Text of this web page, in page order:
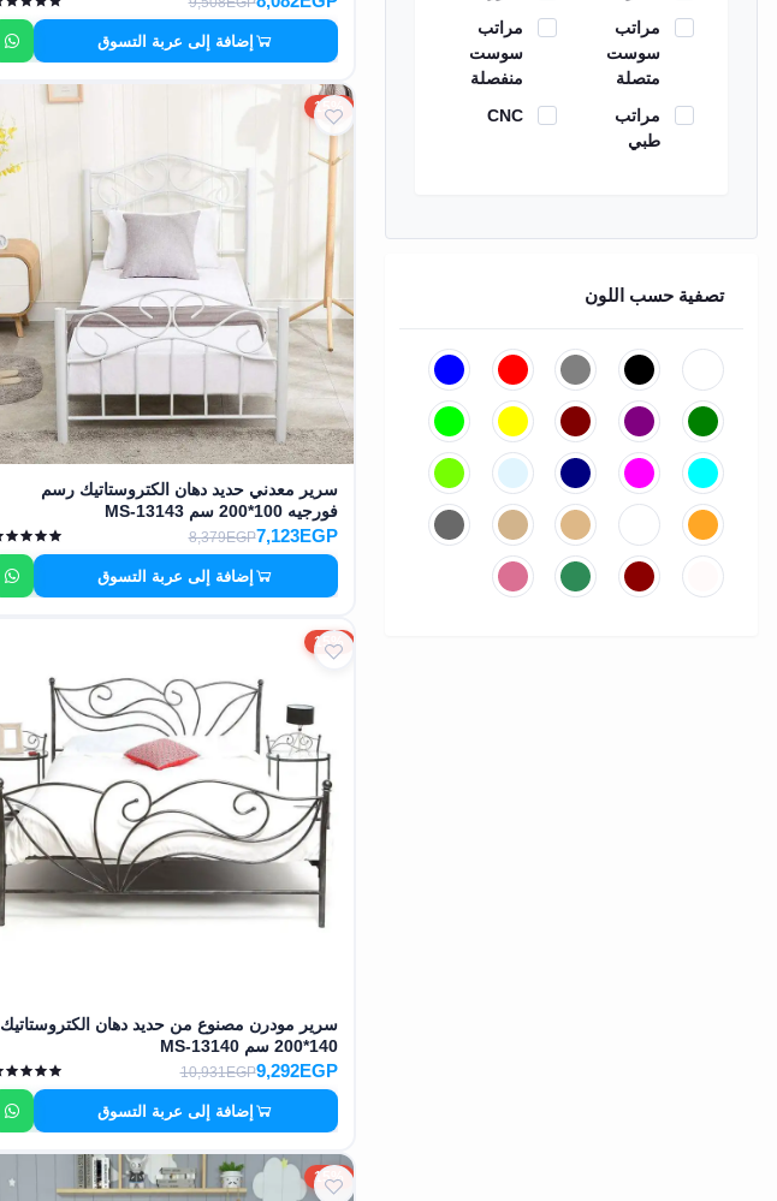
مراتب
سوست
متصلة
مراتب
سوست
منفصلة
مراتب
طبي
CNC
تصفية حسب اللون
إضافة إلى عربة التسوق
15%
سرير معدني حديد دهان الكتروستاتيك رسم
فورجيه 100*200 سم MS-13143
7,123EGP
8,379EGP
إضافة إلى عربة التسوق
15%
سرير مودرن مصنوع من حديد دهان الكتروستاتيك
140*200 سم MS-13140
9,292EGP
10,931EGP
إضافة إلى عربة التسوق
15%